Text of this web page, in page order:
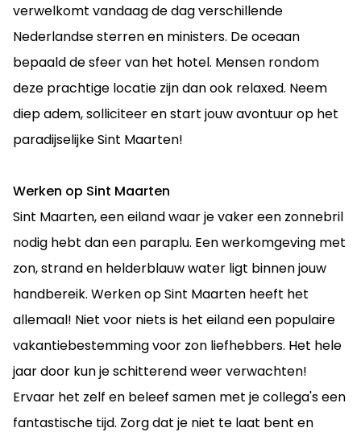
verwelkomt vandaag de dag verschillende
Nederlandse sterren en ministers. De oceaan
bepaald de sfeer van het hotel. Mensen rondom
deze prachtige locatie zijn dan ook relaxed. Neem
diep adem, solliciteer en start jouw avontuur op het
paradijselijke Sint Maarten!
Werken op Sint Maarten
Sint Maarten, een eiland waar je vaker een zonnebril
nodig hebt dan een paraplu. Een werkomgeving met
zon, strand en helderblauw water ligt binnen jouw
handbereik. Werken op Sint Maarten heeft het
allemaal! Niet voor niets is het eiland een populaire
vakantiebestemming voor zon liefhebbers. Het hele
jaar door kun je schitterend weer verwachten!
Ervaar het zelf en beleef samen met je collega's een
fantastische tijd. Zorg dat je niet te laat bent en